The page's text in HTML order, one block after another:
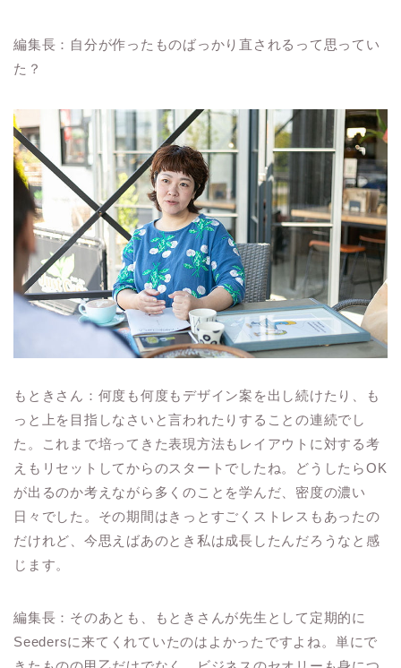
編集長：自分が作ったものばっかり直されるって思ってい
た？
もときさん：何度も何度もデザイン案を出し続けたり、も
っと上を目指しなさいと言われたりすることの連続でし
た。これまで培ってきた表現方法もレイアウトに対する考
えもリセットしてからのスタートでしたね。どうしたらOK
が出るのか考えながら多くのことを学んだ、密度の濃い
日々でした。その期間はきっとすごくストレスもあったの
だけれど、今思えばあのとき私は成長したんだろうなと感
じます。
編集長：そのあとも、もときさんが先生として定期的に
Seedersに来てくれていたのはよかったですよね。単にで